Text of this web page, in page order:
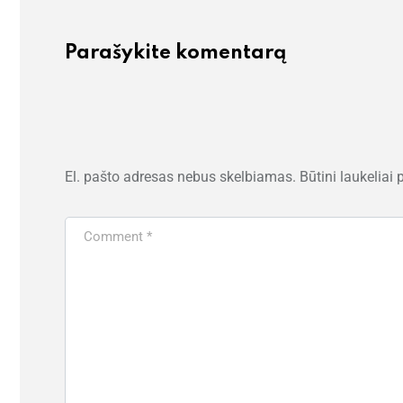
Parašykite komentarą
El. pašto adresas nebus skelbiamas. Būtini laukeliai